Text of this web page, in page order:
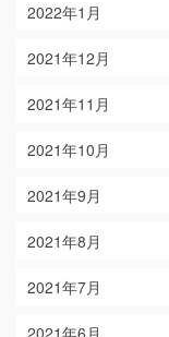
2022年1月
2021年12月
2021年11月
2021年10月
2021年9月
2021年8月
2021年7月
2021年6月